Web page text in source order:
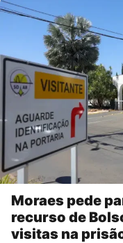
Moraes pede
recurso de
visitas na